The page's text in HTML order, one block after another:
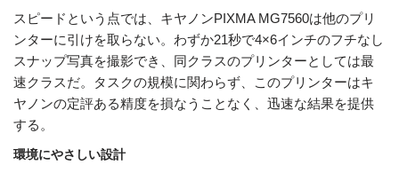
スピードという点では、キヤノンPIXMA MG7560は他のプリ
ンターに引けを取らない。わずか21秒で4×6インチのフチなし
スナップ写真を撮影でき、同クラスのプリンターとしては最
速クラスだ。タスクの規模に関わらず、このプリンターはキ
ヤノンの定評ある精度を損なうことなく、迅速な結果を提供
する。
環境にやさしい設計